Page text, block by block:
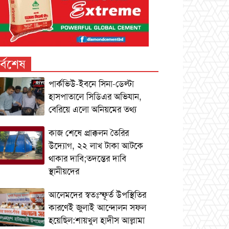
পার্কভিউ-ইবনে সিনা-ডেল্টা
হাসপাতালে সিডিএর অভিযান,
বেরিয়ে এলো অনিয়মের তথ্য
কাজ শেষে প্রাক্কলন তৈরির
উদ্যোগ, ২২ লাখ টাকা আটকে
থাকার দাবি;তদন্তের দাবি
স্থানীয়দের
আলেমদের স্বতঃস্ফূর্ত উপস্থিতির
কারণেই জুলাই আন্দোলন সফল
হয়েছিল:শায়খুল হাদীস আল্লামা